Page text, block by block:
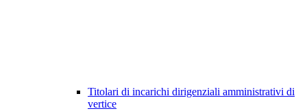
Titolari di incarichi dirigenziali amministrativi di
vertice